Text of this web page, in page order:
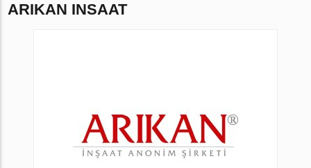
ARIKAN INSAAT